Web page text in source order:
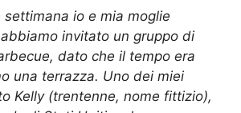
settimana io e mia moglie
invitato un gruppo di
dato che il tempo era
una terrazza. Uno dei miei
Kelly (trentenne, nome fittizio),